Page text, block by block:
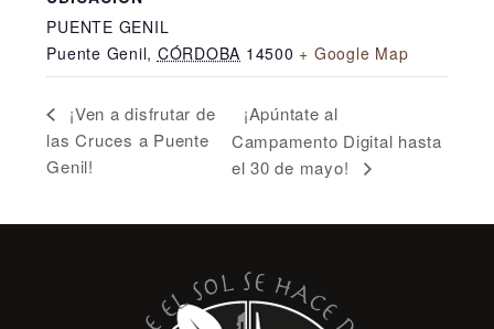
PUENTE GENIL
Puente Genil, CÓRDOBA 14500 + Google Map
¡Ven a disfrutar de
las Cruces a Puente
Genil!
¡Apúntate al
Campamento Digital hasta
el 30 de mayo!